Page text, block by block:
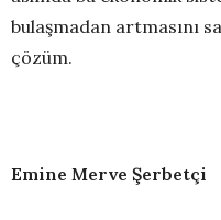
bulaşmadan artmasını
çözüm.
Emine Merve Şerbetçi